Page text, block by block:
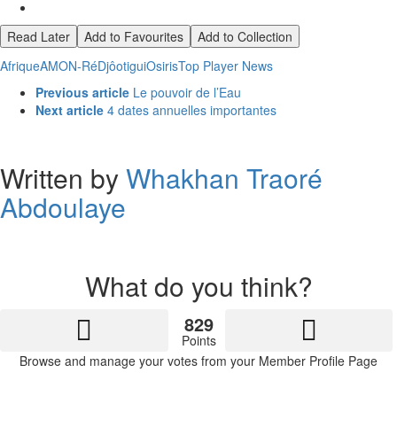
Read Later Add to Favourites
Add to Collection
AfriqueAMON-RéDjôotiguiOsirisTop Player News
See
more
Previous article Le pouvoir de l’Eau
Next article 4 dates annuelles importantes
Written byWhakhan Traoré
Abdoulaye
What do you think?
829
Points
Browse and manage your votes from your Member Profile Page